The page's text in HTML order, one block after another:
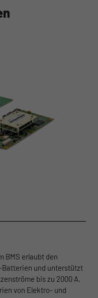
BMS erlaubt den
und unterstützt
bis zu 2000 A.
von Elektro- und